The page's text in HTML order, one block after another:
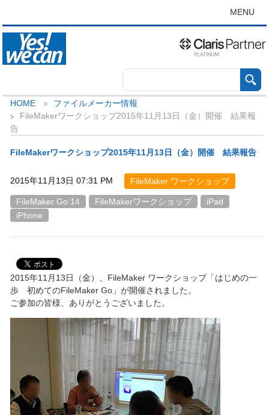
MENU
HOME
ファイルメーカー情報
FileMakerワークショップ2015年11月13日（金）開催 結果報
告
FileMakerワークショップ2015年11月13日（金）開催 結果報告
2015年11月13日 07:31 PM FileMaker ワークショップ
FileMaker Go 14 FileMakerワークショップ
iPad
iPhone
2015年11月13日（金）、FileMaker ワークショップ「はじめの一
歩 初めてのFileMaker Go」が開催されました。
ご参加の皆様、ありがとうございました。